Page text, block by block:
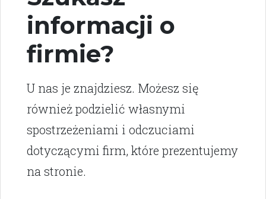
informacji o
firmie?
U nas je znajdziesz. Możesz się
również podzielić własnymi
spostrzeżeniami i odczuciami
dotyczącymi firm, które prezentujemy
na stronie.